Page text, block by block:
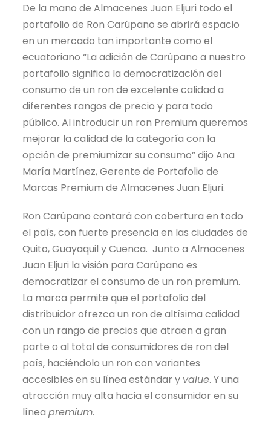
De la mano de Almacenes Juan Eljuri todo el
portafolio de Ron Carúpano se abrirá espacio
en un mercado tan importante como el
ecuatoriano “La adición de Carúpano a nuestro
portafolio significa la democratización del
consumo de un ron de excelente calidad a
diferentes rangos de precio y para todo
público. Al introducir un ron Premium queremos
mejorar la calidad de la categoría con la
opción de premiumizar su consumo” dijo Ana
María Martínez, Gerente de Portafolio de
Marcas Premium de Almacenes Juan Eljuri.
Ron Carúpano contará con cobertura en todo
el país, con fuerte presencia en las ciudades de
Quito, Guayaquil y Cuenca. Junto a Almacenes
Juan Eljuri la visión para Carúpano es
democratizar el consumo de un ron premium.
La marca permite que el portafolio del
distribuidor ofrezca un ron de altísima calidad
con un rango de precios que atraen a gran
parte o al total de consumidores de ron del
país, haciéndolo un ron con variantes
accesibles en su línea estándar y value. Y una
atracción muy alta hacia el consumidor en su
líneapremium.